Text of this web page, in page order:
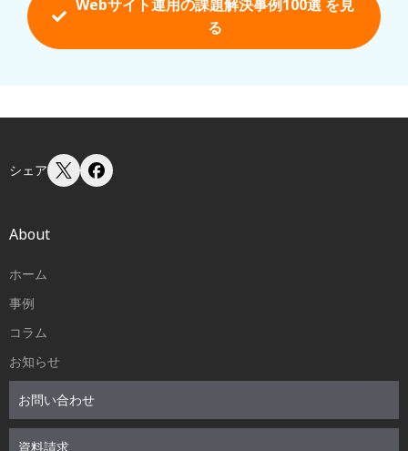
Webサイト運用の課題解決事例100選 を見
る
シェア
About
ホーム
事例
コラム
お知らせ
お問い合わせ
資料請求